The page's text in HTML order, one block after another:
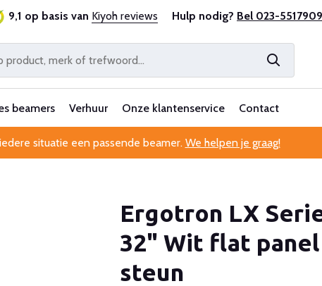
en ervaren Professionele klantenservice
9,1 op basis van Kiyoh reviews Hulp nodig? Bel 023-5517909
beamers Verhuur Onze klantenservice Contact
situatie een passende beamer. We helpen je graag!
Ergotron LX
32" Wit flat
steun